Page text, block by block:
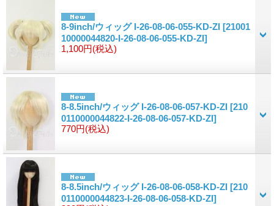
8-9inch/ウィッグ I-26-08-06-055-KD-ZI [21001
10000044820-I-26-08-06-055-KD-ZI]
1,100円(税込)
8-8.5inch/ウィッグ I-26-08-06-057-KD-ZI [210
0110000044822-I-26-08-06-057-KD-ZI]
770円(税込)
8-8.5inch/ウィッグ I-26-08-06-058-KD-ZI [210
0110000044823-I-26-08-06-058-KD-ZI]